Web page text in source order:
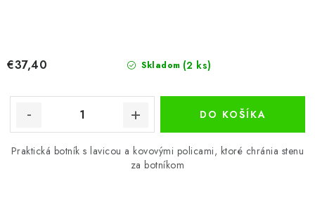
Skladom (2 ks)
€37,40
DO KOŠÍKA
Praktická botník s lavicou a kovovými policami, ktoré chránia stenu
za botníkom